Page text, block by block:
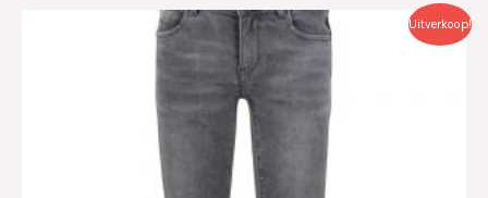
Uitverkoop!
Oorspronkelijke
Huidige